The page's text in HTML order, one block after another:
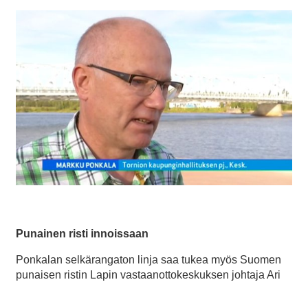
Punainen risti innoissaan
Ponkalan selkärangaton linja saa tukea myös Suomen
punaisen ristin Lapin vastaanottokeskuksen johtaja Ari